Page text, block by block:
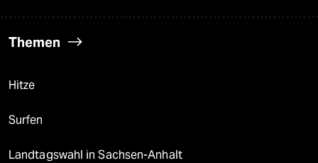
Themen
Hitze
Surfen
Landtagswahl in Sachsen-Anhalt